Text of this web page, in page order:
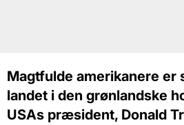
Magtfulde amerikanere er
landet i den grønlandske
USAs præsident, Donald